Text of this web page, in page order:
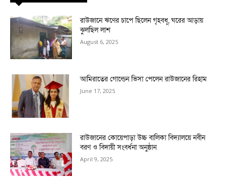
রাউজানে ঋণের চাপে ছিলেন গৃহবধূ, ঘরের আড়ায়
ঝুলছিল লাশ
August 6, 2025
আমিরাতের গোল্ডেন ভিসা পেলেন রাউজানের রিহাম
June 17, 2025
রাউজানের কোয়েপাড়া উচ্চ বালিকা বিদ্যালয়ে নবীন
বরণ ও বিদায়ী সংবর্ধনা অনুষ্ঠান
April 9, 2025